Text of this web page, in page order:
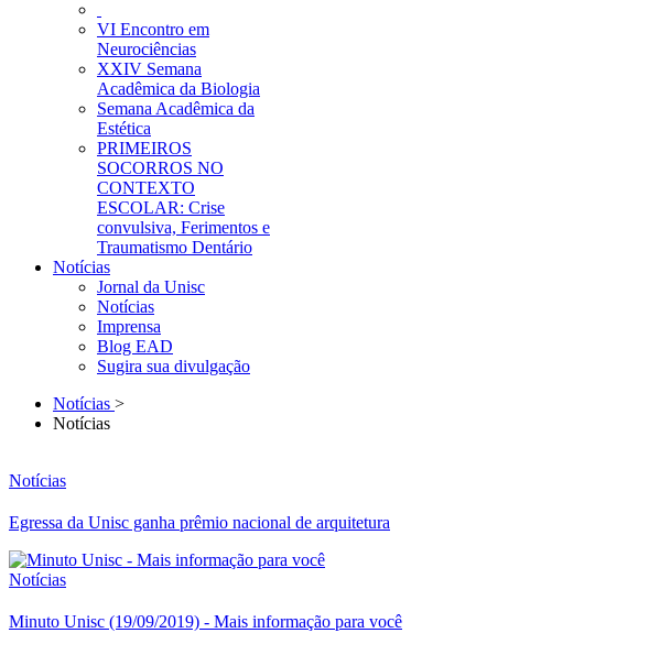
VI Encontro em
Neurociências
XXIV Semana
Acadêmica da Biologia
Semana Acadêmica da
Estética
PRIMEIROS
SOCORROS NO
CONTEXTO
ESCOLAR: Crise
convulsiva, Ferimentos e
Traumatismo Dentário
Notícias
Jornal da Unisc
Notícias
Imprensa
Blog EAD
Sugira sua divulgação
Notícias >
Notícias
Notícias
Egressa da Unisc ganha prêmio nacional de arquitetura
Notícias
Minuto Unisc (19/09/2019) - Mais informação para você